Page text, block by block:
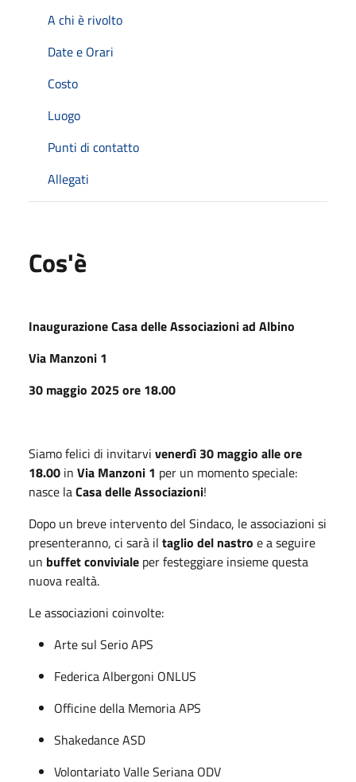
A chi è rivolto
Date e Orari
Costo
Luogo
Punti di contatto
Allegati
Cos'è
Inaugurazione Casa delle Associazioni ad Albino
Via Manzoni 1
30 maggio 2025 ore 18.00
Siamo felici di invitarvi venerdì 30 maggio alle ore
18.00 in Via Manzoni 1 per un momento speciale:
nasce laCasa delle Associazioni!
Dopo un breve intervento del Sindaco, le associazioni si
presenteranno, ci sarà il taglio del nastro e a seguire
un buffet conviviale per festeggiare insieme questa
nuova realtà.
Le associazioni coinvolte:
Arte sul Serio APS
Federica Albergoni ONLUS
Officine della Memoria APS
Shakedance ASD
Volontariato Valle Seriana ODV